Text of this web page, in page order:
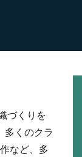
づくりを
多くのクラ
など、多